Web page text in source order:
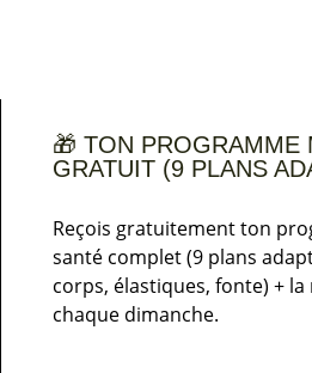
🎁 TON PROGRAMME
GRATUIT (9 PLANS
Reçois gratuitement ton
santé complet (9 plans
corps, élastiques, fonte) +
chaque dimanche.